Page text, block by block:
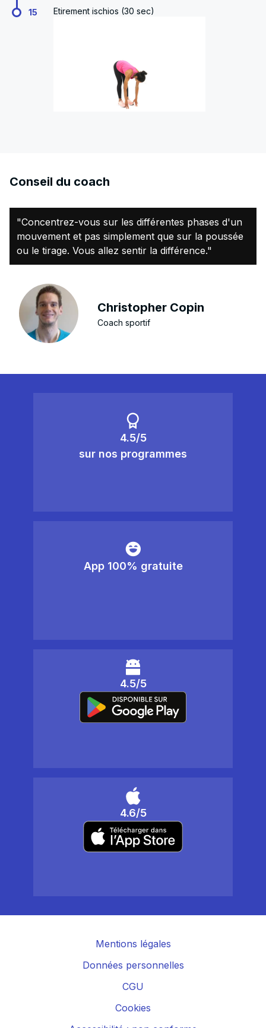
15 Etirement ischios (30 sec)
Conseil du coach
"Concentrez-vous sur les différentes phases d'un
mouvement et pas simplement que sur la poussée
ou le tirage. Vous allez sentir la différence."
Christopher Copin
Coach sportif
4.5/5
sur nos programmes
App 100% gratuite
4.5/5
4.6/5
Mentions légales
Données personnelles
CGU
Cookies